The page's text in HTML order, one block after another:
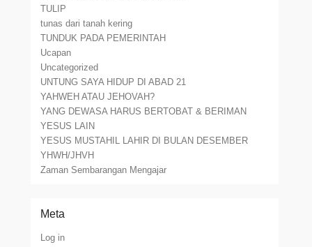
TULIP
tunas dari tanah kering
TUNDUK PADA PEMERINTAH
Ucapan
Uncategorized
UNTUNG SAYA HIDUP DI ABAD 21
YAHWEH ATAU JEHOVAH?
YANG DEWASA HARUS BERTOBAT & BERIMAN
YESUS LAIN
YESUS MUSTAHIL LAHIR DI BULAN DESEMBER
YHWH/JHVH
Zaman Sembarangan Mengajar
Meta
Log in